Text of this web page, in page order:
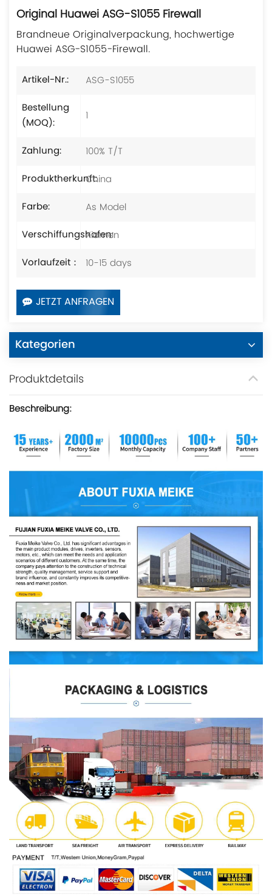
Original Huawei ASG-S1055 Firewall
Brandneue Originalverpackung, hochwertige
Huawei ASG-S1055-Firewall.
Artikel-Nr.:
ASG-S1055
Bestellung
(MOQ):
1
Zahlung:
100% T/T
Produktherkunft:China
Farbe:
As Model
Verschiffungshafen:
Xiamen
Vorlaufzeit：
10-15 days
JETZT ANFRAGEN
Kategorien
Produktdetails
Beschreibung: